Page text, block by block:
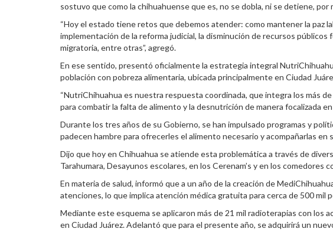
sostuvo que como la chihuahuense que es, no se dobla, ni se detiene, por
“Hoy el estado tiene retos que debemos atender: como mantener la paz
implementación de la reforma judicial, la disminución de recursos públicos
migratoria, entre otras”, agregó.
En ese sentido, presentó oficialmente la estrategia integral
población con pobreza alimentaria, ubicada principalmente en Ciudad
“NutriChihuahua es nuestra respuesta coordinada, que integra los más
para combatir la falta de alimento y la desnutrición de manera focalizada en
Durante los tres años de su Gobierno, se han impulsado programas y
padecen hambre para ofrecerles el alimento necesario y acompañarlas en
Dijo que hoy en Chihuahua se atiende esta problemática a través de
Tarahumara, Desayunos escolares, en los Cerenam’s y en los comedores
En materia de salud, informó que a un año de la creación de
atenciones, lo que implica atención médica gratuita para cerca de 500 mil
Mediante este esquema se aplicaron más de 21 mil radioterapias con los
en Ciudad Juárez. Adelantó que para el presente año, se adquirirá un